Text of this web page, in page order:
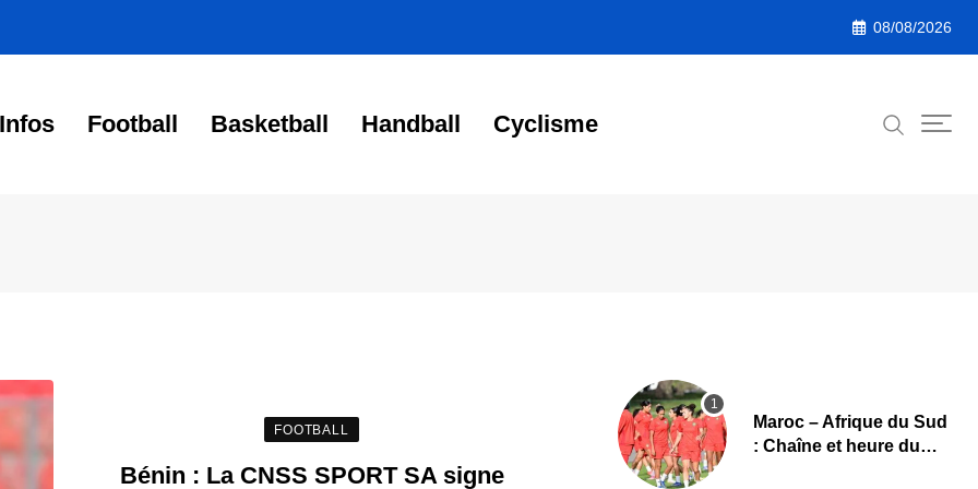
08/08/2026
Infos Football Basketball Handball Cyclisme
FOOTBALL
Bénin : La CNSS SPORT SA signe
Maroc – Afrique du Sud
: Chaîne et heure du